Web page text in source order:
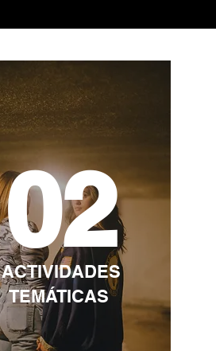
02
ACTIVIDADES
TEMÁTICAS